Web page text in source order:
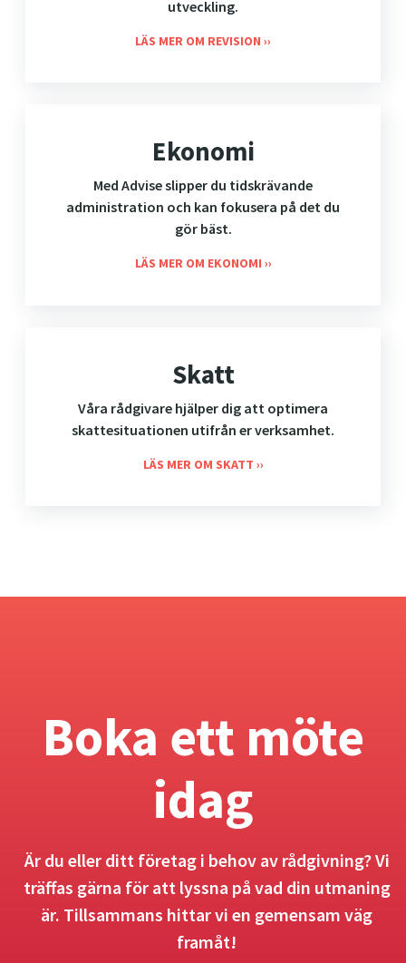
utveckling.
LÄS MER OM REVISION
Ekonomi
Med Advise slipper du tidskrävande
administration och kan fokusera på det du
gör bäst.
LÄS MER OM EKONOMI
Skatt
Våra rådgivare hjälper dig att optimera
skattesituationen utifrån er verksamhet.
LÄS MER OM SKATT
Boka ett möte
idag
Är du eller ditt företag i behov av rådgivning? Vi
träffas gärna för att lyssna på vad din utmaning
är. Tillsammans hittar vi en gemensam väg
framåt!